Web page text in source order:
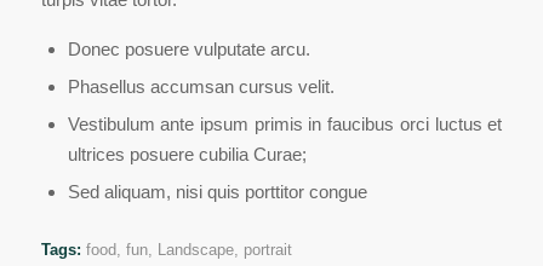
Donec posuere vulputate arcu.
Phasellus accumsan cursus velit.
Vestibulum ante ipsum primis in faucibus orci luctus et
ultrices posuere cubilia Curae;
Sed aliquam, nisi quis porttitor congue
Tags: food, fun, Landscape, portrait